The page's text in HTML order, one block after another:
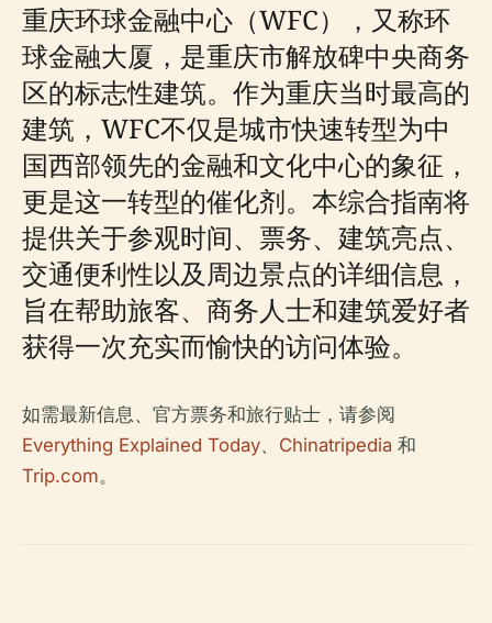
重庆环球金融中心（WFC），又称环
球金融大厦，是重庆市解放碑中央商务
区的标志性建筑。作为重庆当时最高的
建筑，WFC不仅是城市快速转型为中
国西部领先的金融和文化中心的象征，
更是这一转型的催化剂。本综合指南将
提供关于参观时间、票务、建筑亮点、
交通便利性以及周边景点的详细信息，
旨在帮助旅客、商务人士和建筑爱好者
获得一次充实而愉快的访问体验。
如需最新信息、官方票务和旅行贴士，请参阅
Everything Explained Today、 Chinatripedia 和
Trip.com。